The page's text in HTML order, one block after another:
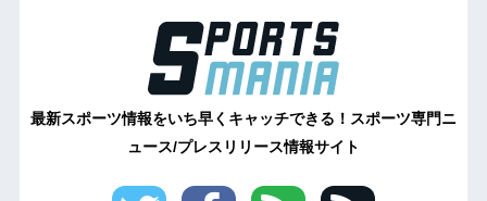
最新スポーツ情報をいち早くキャッチできる！スポーツ専門ニ
ュース/プレスリリース情報サイト